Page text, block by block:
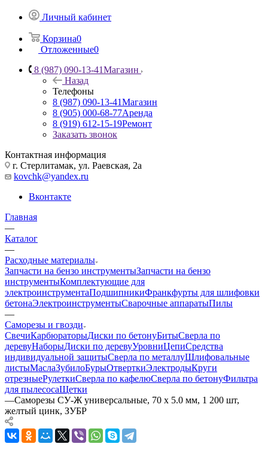
Личный кабинет
Корзина0
Отложенные0
8 (987) 090-13-41Магазин
Назад
Телефоны
8 (987) 090-13-41Магазин
8 (905) 000-68-77Аренда
8 (919) 612-15-19Ремонт
Заказать звонок
Контактная информация
г. Стерлитамак, ул. Раевская, 2а
kovchk@yandex.ru
Вконтакте
Главная
—
Каталог
—
Расходные материалы
Запчасти на бензо инструментыЗапчасти на бензо
инструментыКомплектующие для
электроинструментаПодшипникиФранкфурты для шлифовки
бетонаЭлектроинструментыСварочные аппаратыПилы
—
Саморезы и гвозди
СвечиКарбюраторыДиски по бетонуБитыСверла по
деревуНаборыДиски по деревуУровниЦепиСредства
индивидуальной защитыСверла по металлуШлифовальные
листыМаслаЗубилоБурыОтверткиЭлектродыКруги
отрезныеРулеткиСверла по кафелюСверла по бетонуФильтра
для пылесосаЩетки
—Саморезы СУ-Ж универсальные, 70 x 5.0 мм, 1 200 шт,
желтый цинк, ЗУБР